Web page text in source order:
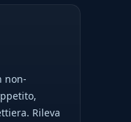
non-
Rileva